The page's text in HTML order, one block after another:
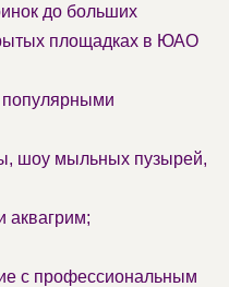
до больших
площадках в ЮАО
популярными
шоу мыльных пузырей,
аквагрим;
с профессиональным